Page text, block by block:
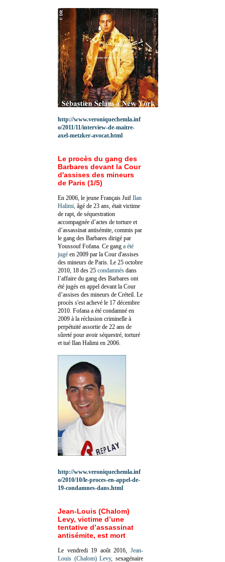
http://www.veroniquechemla.inf
o/2011/11/interview-de-maitre-
axel-metzker-avocat.html
Le procès du gang des
Barbares devant la Cour
d'assises des mineurs
de Paris (1/5)
En 2006, le jeune Français Juif Ilan
Halimi, âgé de 23 ans, était victime
de rapt, de séquestration
accompagnée d’actes de torture et
d’assassinat antisémite, commis par
le gang des Barbares dirigé par
Youssouf Fofana. Ce gang a été
jugé en 2009 par la Cour d'assises
des mineurs de Paris. Le 25 octobre
2010, 18 des 25 condamnés dans
l’affaire du gang des Barbares ont
été jugés en appel devant la Cour
d’assises des mineurs de Créteil. Le
procès s'est achevé le 17 décembre
2010. Fofana a été condamné en
2009 à la réclusion criminelle à
perpétuité assortie de 22 ans de
sûreté pour avoir séquestré, torturé
et tué Ilan Halimi en 2006.
http://www.veroniquechemla.inf
o/2010/10/le-proces-en-appel-de-
19-condamnes-dans.html
Jean-Louis (Chalom)
Levy, victime d’une
tentative d’assassinat
antisémite, est mort
Le vendredi 19 août 2016, Jean-
Louis (Chalom) Levy, sexagénaire